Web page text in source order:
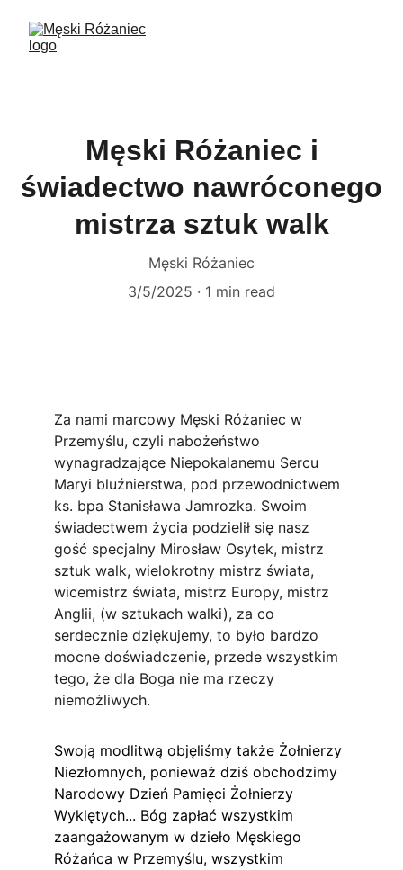
Męski Różaniec i
świadectwo nawróconego
mistrza sztuk walk
Męski Różaniec
3/5/2025
1 min read
Za nami marcowy Męski Różaniec w
Przemyślu, czyli nabożeństwo
wynagradzające Niepokalanemu Sercu
Maryi bluźnierstwa, pod przewodnictwem
ks. bpa Stanisława Jamrozka. Swoim
świadectwem życia podzielił się nasz
gość specjalny Mirosław Osytek, mistrz
sztuk walk, wielokrotny mistrz świata,
wicemistrz świata, mistrz Europy, mistrz
Anglii, (w sztukach walki), za co
serdecznie dziękujemy, to było bardzo
mocne doświadczenie, przede wszystkim
tego, że dla Boga nie ma rzeczy
niemożliwych.
Swoją modlitwą objęliśmy także Żołnierzy
Niezłomnych, ponieważ dziś obchodzimy
Narodowy Dzień Pamięci Żołnierzy
Wyklętych... Bóg zapłać wszystkim
zaangażowanym w dzieło Męskiego
Różańca w Przemyślu, wszystkim